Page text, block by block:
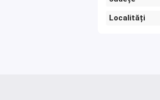
Localități